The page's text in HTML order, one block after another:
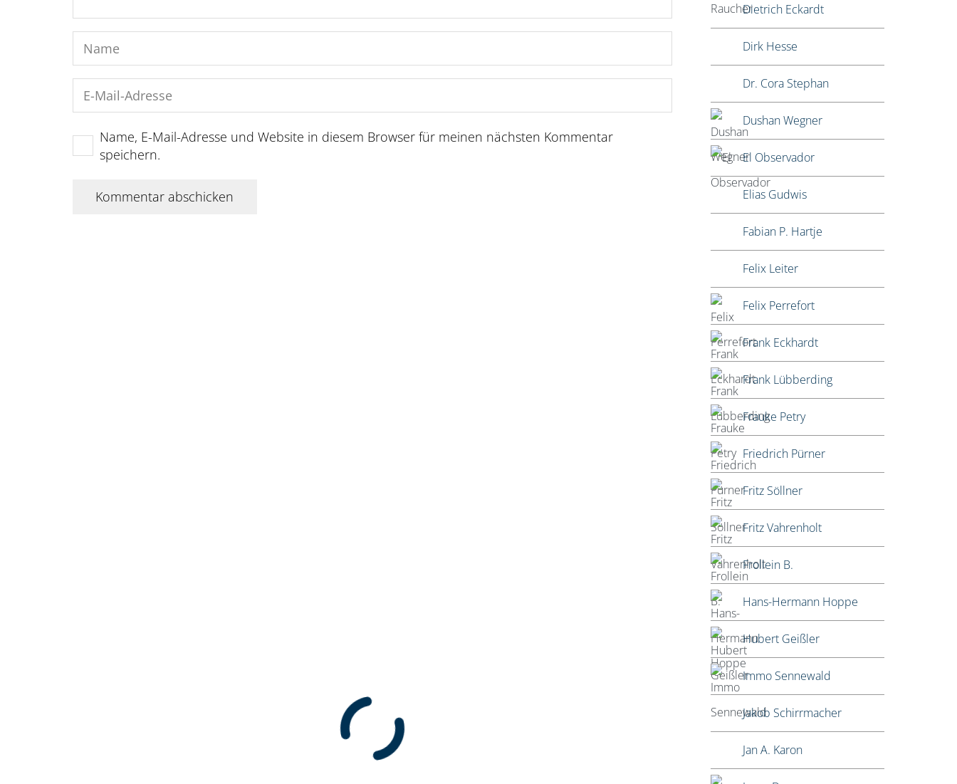
Name, E-Mail-Adresse und Website in diesem Browser für meinen nächsten Kommentar
speichern.
Kommentar abschicken
Dietrich Eckardt
Dirk Hesse
Dr. Cora Stephan
Dushan Wegner
El Observador
Elias Gudwis
Fabian P. Hartje
Felix Leiter
Felix Perrefort
Frank Eckhardt
Frank Lübberding
Frauke Petry
Friedrich Pürner
Fritz Söllner
Fritz Vahrenholt
Frollein B.
Hans-Hermann Hoppe
Hubert Geißler
Immo Sennewald
Jakob Schirrmacher
Jan A. Karon